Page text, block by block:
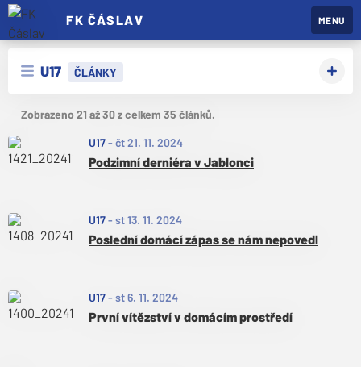
FK ČÁSLAV MENU
U17 ČLÁNKY
Zobrazeno 21 až 30 z celkem 35 článků.
U17- čt 21. 11. 2024
Podzimní derniéra v Jablonci
U17- st 13. 11. 2024
Poslední domácí zápas se nám nepovedl
U17- st 6. 11. 2024
První vítězství v domácím prostředí